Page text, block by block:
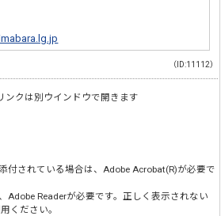
（ID:11112）
ンクは別ウインドウで開きます
付されている場合は、Adobe Acrobat(R)が必要で
Adobe Readerが必要です。正しく表示されない
ください。